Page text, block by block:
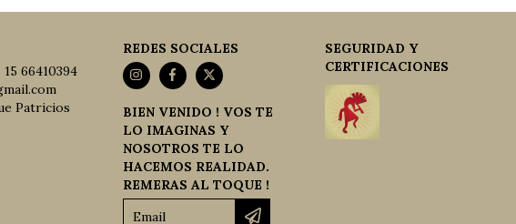
66410394
Patricios
REDES SOCIALES
BIEN VENIDO ! VOS TE
LO IMAGINAS Y
NOSOTROS TE LO
HACEMOS REALIDAD.
REMERAS AL TOQUE !
SEGURIDAD Y
CERTIFICACIONES